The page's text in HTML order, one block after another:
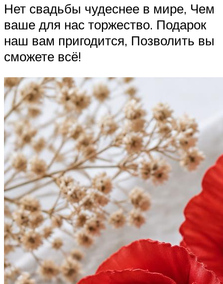
Нет свадьбы чудеснее в мире, Чем
ваше для нас торжество. Подарок
наш вам пригодится, Позволить вы
сможете всё!